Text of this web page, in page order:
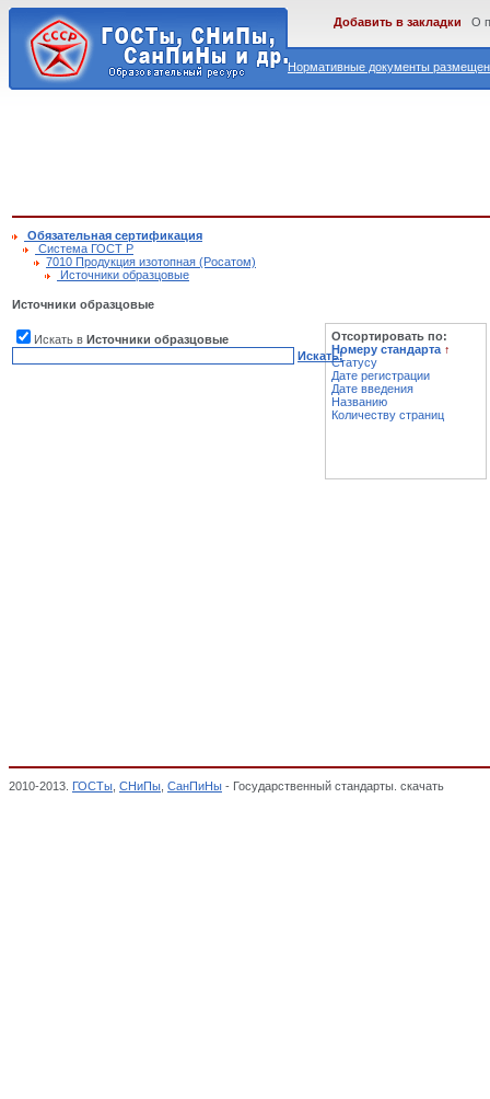
Нормативные документы
Добавить в закладки О
Обязательная сертификация
Cистема ГОСТ Р
7010 Продукция изотопная (Росатом)
Источники образцовые
Источники образцовые
Искать в Источники образцовые
Искать!
Отсортировать по:
Номеру стандарта ↑
Статусу
Дате регистрации
Дате введения
Названию
Количеству страниц
2010-2013. ГОСТы СНиПы СанПиНы - Государственный стандарты. скачать